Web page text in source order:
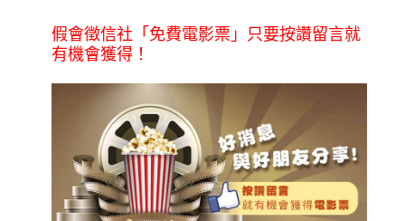
假會徵信社 「免費電影票」只要按讚留言就
有機會獲得！